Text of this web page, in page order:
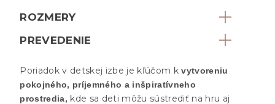
ROZMERY
PREVEDENIE
Poriadok v detskej izbe je kľúčom kvytvoreniu
pokojného, ​​príjemného a inšpiratívneho
prostredia, kde sa deti môžu sústrediť na hru aj